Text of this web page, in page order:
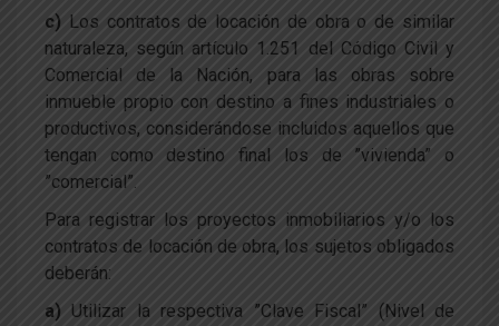
c) Los contratos de locación de obra o de similar
naturaleza, según artículo 1.251 del Código Civil y
Comercial de la Nación, para las obras sobre
inmueble propio con destino a fines industriales o
productivos, considerándose incluidos aquellos que
tengan como destino final los de ”vivienda” o
”comercial”.
Para registrar los proyectos inmobiliarios y/o los
contratos de locación de obra, los sujetos obligados
deberán:
a)Utilizar la respectiva ”Clave Fiscal” (Nivel de